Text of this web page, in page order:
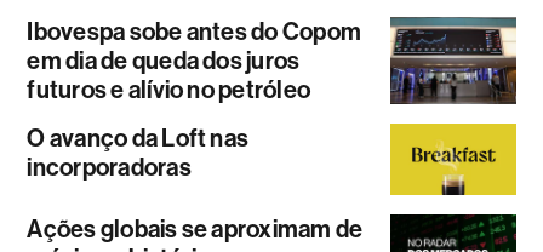
Ibovespa sobe antes do Copom
em dia de queda dos juros
futuros e alívio no petróleo
O avanço da Loft nas
incorporadoras
Ações globais se aproximam de